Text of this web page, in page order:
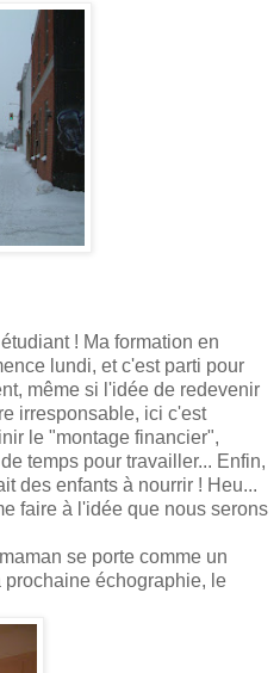
! Ma formation en
lundi, et c'est parti pour
même si l'idée de redevenir
irresponsable, ici c'est
le "montage financier",
temps pour travailler... Enfin,
des enfants à nourrir ! Heu...
faire à l'idée que nous serons
se porte comme un
échographie, le